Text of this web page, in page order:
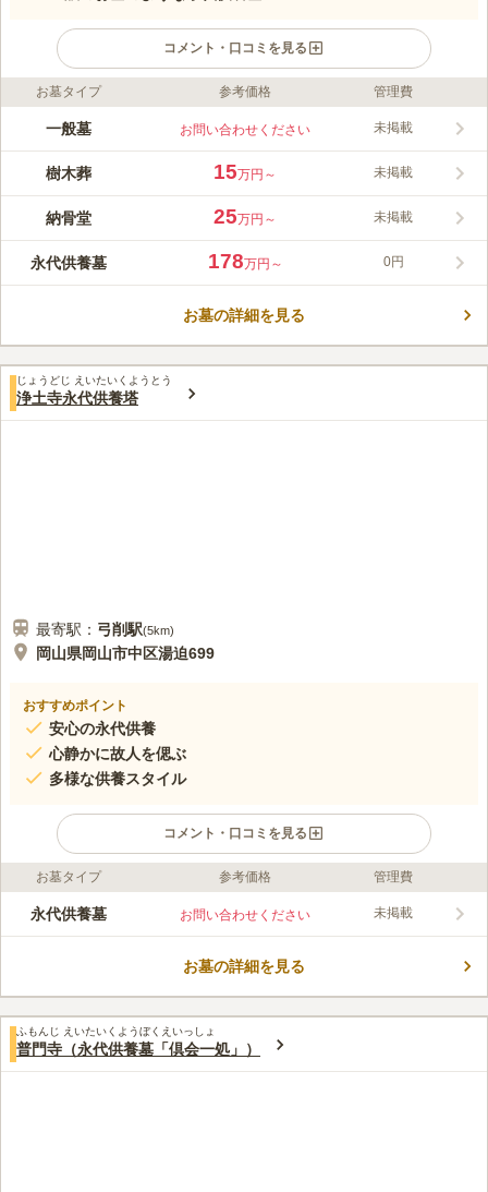
コメント・口コミを見る
ライフドット編集部のコメント
東山聖光苑は、バラの樹木葬がある霊園です。樹木葬の区画は色
をしています。納骨堂もバラに彩られたものがある他、ステンド
グラスが魅力の女性限定のもの、高級感溢れる和型の供養塔が置
理・供養を霊園がおこなってくれる永代供養付きのため、維持管
理の心配もありません。岡山市周辺で永代供養のお墓をお探しの
方におすすめです。
この霊園はまだ誰からも評価されていません。
お墓タイプ 参考価格 管理費
一般墓 お問い合わせください 未掲載
樹木葬 15万円～ 未掲載
納骨堂 25万円～ 未掲載
永代供養墓 178万円～ 0円
お墓の詳細を見る
じょうどじ えいたいくようとう
浄土寺永代供養塔
最寄駅： 弓削駅(5km)
岡山県岡山市中区湯迫699
おすすめポイント
安心の永代供養
心静かに故人を偲ぶ
多様な供養スタイル
コメント・口コミを見る
口コミ評価
この霊園はまだ誰からも評価されていません。
お墓タイプ 参考価格 管理費
永代供養墓 お問い合わせください 未掲載
お墓の詳細を見る
ふもんじ えいたいくようぼくえいっしょ
普門寺（永代供養墓「倶会一処」）